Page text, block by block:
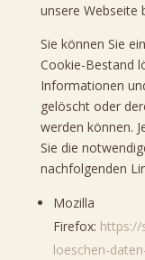
unsere Webseite
Sie können Sie
Cookie-Bestand
Informationen
gelöscht oder
werden können.
Sie die
nachfolgenden
Mozilla
Firefox: https://
loeschen-